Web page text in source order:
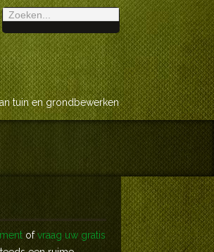
tuin en grondbewerken
ofvraag uw gratis